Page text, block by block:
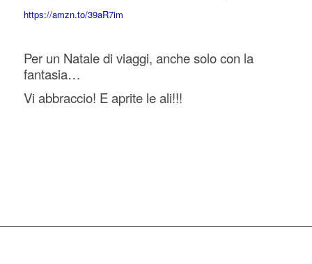
https://amzn.to/39aR7im
Per un Natale di viaggi, anche solo con la
fantasia…
Vi abbraccio! E aprite le ali!!!